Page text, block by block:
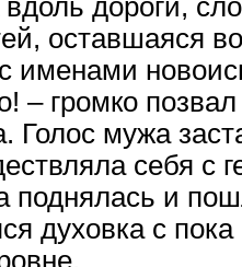
дороги,
оставшаяся
– громко
Голос мужа
себя с
поднялась и
духовка с